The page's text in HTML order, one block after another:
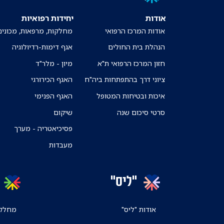
אודות
אודות המרכז הרפואי
הנהלת בית החולים
חזון המרכז הרפואי ת"א
ציוני דרך בהתפתחות ביה"ח
איכות ובטיחות המטופל
סרטי סיכום שנה
יחידות רפואיות
מחלקות, מרפאות,
אגף דימות-רדיולוגיה
מיון - מלר"ד
האגף הכירורגי
האגף הפנימי
שיקום
פסיכיאטריה - מערך
מעבדות
"ליס"
אודות "ליס"